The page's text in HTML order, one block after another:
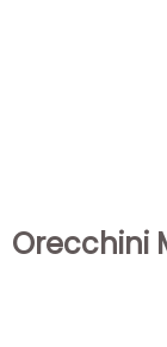
Orecchini